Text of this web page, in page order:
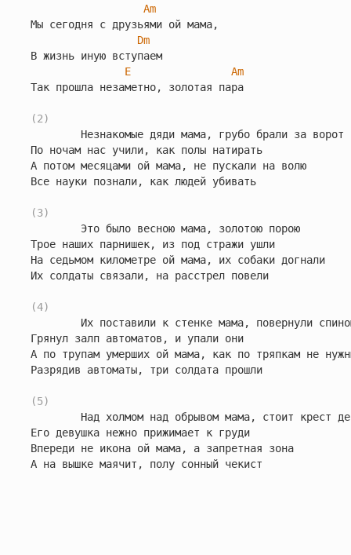
Am
Мы сегодня с друзьями ой мама,
Dm
В жизнь иную вступаем
E
Am
Так прошла незаметно, золотая пара
(2)
        Незнакомые дяди мама, грубо брали за ворот
По ночам нас учили, как полы натирать
А потом месяцами ой мама, не пускали на волю
Все науки познали, как людей убивать
(3)
        Это было весною мама, золотою порою
Трое наших парнишек, из под стражи ушли
На седьмом километре ой мама, их собаки догнали
Их солдаты связали, на расстрел повели
(4)
Их поставили к стенке мама, повернули
Грянул залп автоматов, и упали они
А по трупам умерших ой мама, как по тряпкам не
Разрядив автоматы, три солдата прошли
(5)
Над холмом над обрывом мама, стоит крест
Его девушка нежно прижимает к груди
Впереди не икона ой мама, а запретная зона
А на вышке маячит, полу сонный чекист